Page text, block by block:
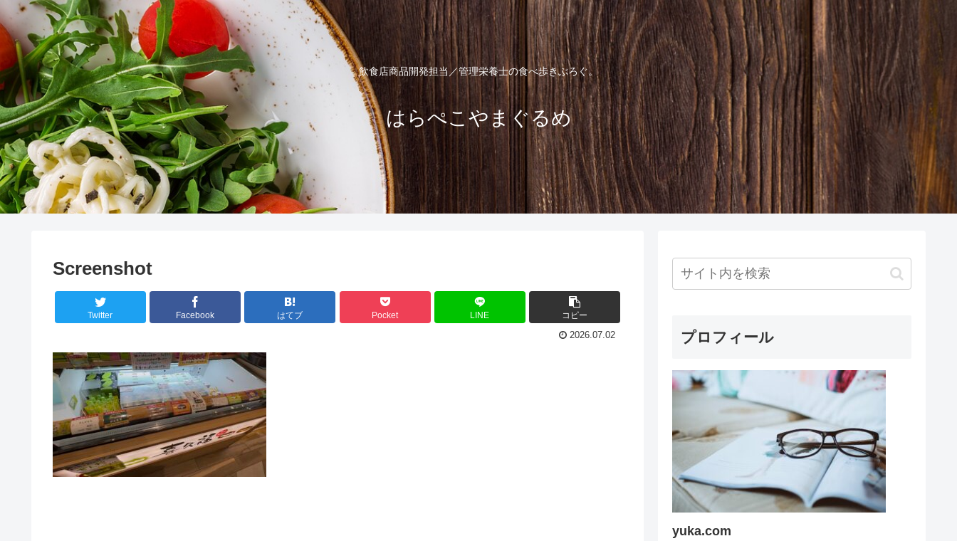
飲食店商品開発担当／管理栄養士の食べ歩きぶろぐ。
はらぺこやまぐるめ
Screenshot
Twitter Facebook はてブ Pocket LINE コピー
2026.07.02 プロフィール
yuka.com